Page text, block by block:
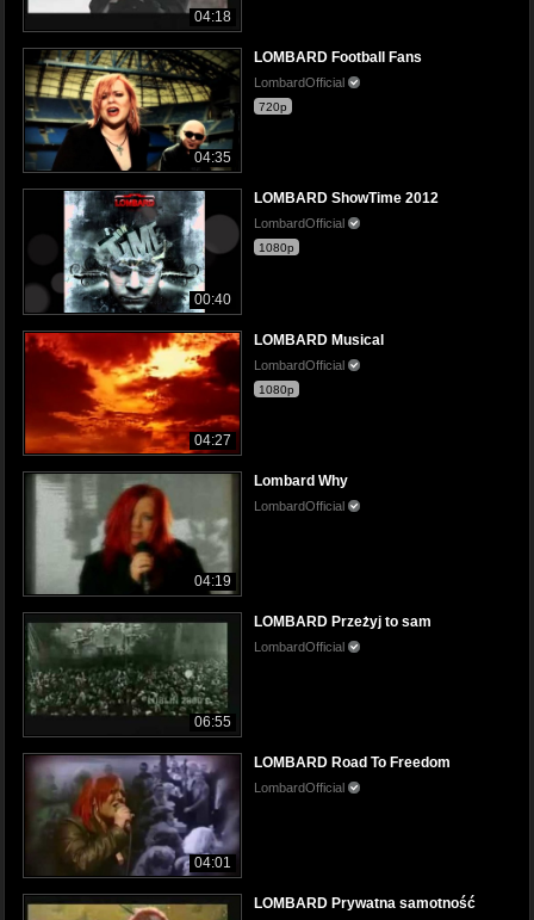
04:18
04:35
LOMBARD Football Fans
LombardOfficial
720p
00:40
LOMBARD ShowTime 2012
LombardOfficial
1080p
04:27
LOMBARD Musical
LombardOfficial
1080p
04:19
Lombard Why
LombardOfficial
06:55
LOMBARD Przeżyj to sam
LombardOfficial
04:01
LOMBARD Road To Freedom
LombardOfficial
LOMBARD Prywatna samotność